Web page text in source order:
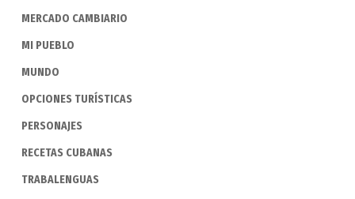
MERCADO CAMBIARIO
MI PUEBLO
MUNDO
OPCIONES TURÍSTICAS
PERSONAJES
RECETAS CUBANAS
TRABALENGUAS